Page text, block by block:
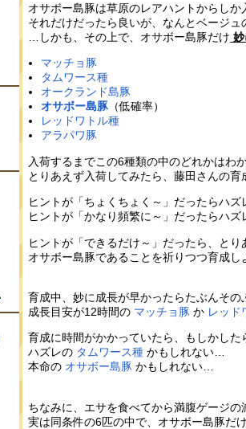
オサボー島豚は草原のレアハントからしか
それだけだったら良いが、なんとベージ
…しかも、その上で、オサボー島豚だけ
マッチョ豚
タムワース種
オークランド島豚
オサボー島豚（低確率）
レッドワトル種
アラパワ豚
入荷するまでこの6種類の中のどれかはわか
とりあえず入荷してみたら、藤田さんの育
ヒントが「ちょくちょく～」だったらハズ
ヒントが「かなり頻繁に～」だったらハズ
ヒントが「できるだけ～」だったら、とり
オサボー島豚であることを祈りつつ育成し
育成中、妙に成長が早かったらたぶんその
成長目安が12時間の マッチョ豚 か レッド
育成に時間がかかっていたら、もしかした
ハズレの タムワース種 かもしれない…
本命の オサボー島豚 かもしれない…
ちなみに、エサを食べてから満腹ゲージの
実は同条件の6匹の中で、オサボー島豚だ